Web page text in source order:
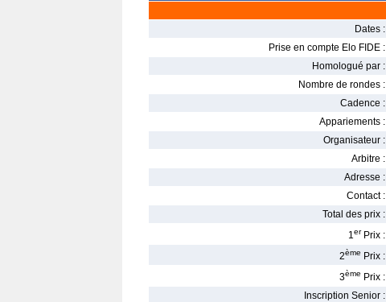
Dates :
Prise en compte Elo FIDE :
Homologué par :
Nombre de rondes :
Cadence :
Appariements :
Organisateur :
Arbitre :
Adresse :
Contact :
Total des prix :
1er Prix :
2ème Prix :
3ème Prix :
Inscription Senior :